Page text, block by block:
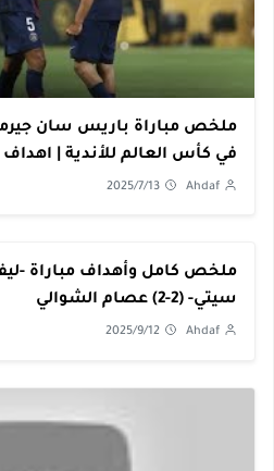
في كأس العالم للأندية | اهداف
Ahdaf
2025/7/13
ملخص كامل وأهداف مباراة -
سيتي- (2-2) عصام الشوالي
Ahdaf
2025/9/12